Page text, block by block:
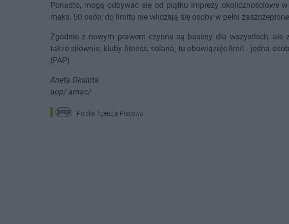
Ponadto, mogą odbywać się od piątku imprezy okolicznościowe
maks. 50 osób; do limitu nie wliczają się osoby w pełni
Zgodnie z nowym prawem czynne są baseny dla wszystkich, ale
także siłownie, kluby fitness, solaria, tu obowiązuje limit - jedna
(PAP)
Aneta Oksiuta
aop/ amac/
Polska Agencja Prasowa